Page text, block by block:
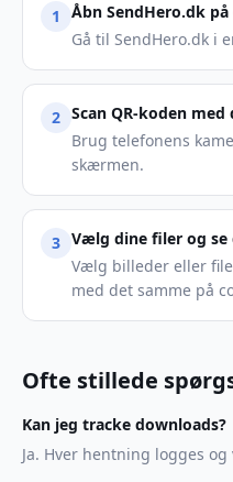
1
Åbn SendHero.dk
Gå til SendHero.dk i
2 Scan QR-koden
Brug telefonens
skærmen.
3 Vælg dine filer og se
Vælg billeder eller
med det samme på
Ofte stillede
Kan jeg tracke downloads?
Ja. Hver hentning logges